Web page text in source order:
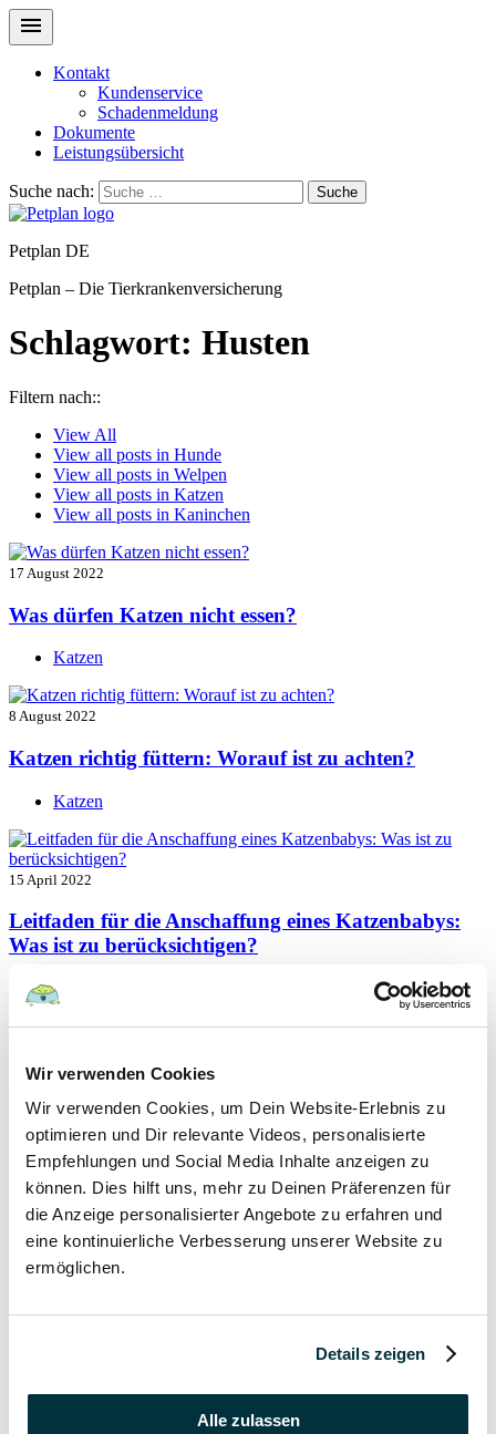
Wir verwenden Cookies
Wir verwenden Cookies, um Dein Website-Erlebnis zu
optimieren und Dir relevante Videos, personalisierte
Empfehlungen und Social Media Inhalte anzeigen zu
können. Dies hilft uns, mehr zu Deinen Präferenzen für
die Anzeige personalisierter Angebote zu erfahren und
eine kontinuierliche Verbesserung unserer Website zu
ermöglichen.
Details zeigen
Alle zulassen
Kontakt
Kundenservice
Schadenmeldung
Dokumente
Leistungsübersicht
Suche nach: Suche
Petplan DE
Petplan – Die Tierkrankenversicherung
Schlagwort: Husten
Filtern nach::
View All
View all posts in Hunde
View all posts in Welpen
View all posts in Katzen
View all posts in Kaninchen
17 August 2022
Was dürfen Katzen nicht essen?
Katzen
8 August 2022
Katzen richtig füttern: Worauf ist zu achten?
Katzen
15 April 2022
Leitfaden für die Anschaffung eines Katzenbabys:
Was ist zu berücksichtigen?
Katzen
Hunde
Katzen
Tierkrankheiten
Katzenversicherung ohne Wartezeit
Katzen
Katzenversicherung mit Impfung